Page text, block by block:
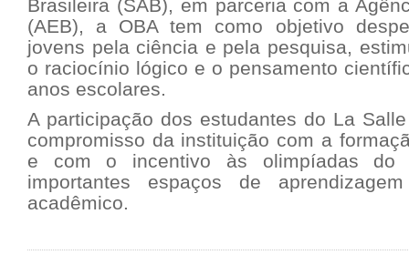
Brasileira (SAB), em parceria com a
(AEB), a OBA tem como objetivo
jovens pela ciência e pela pesquisa,
o raciocínio lógico e o pensamento
anos escolares.
A participação dos estudantes do La
compromisso da instituição com a
e com o incentivo às olimpíadas do
importantes espaços de
acadêmico.